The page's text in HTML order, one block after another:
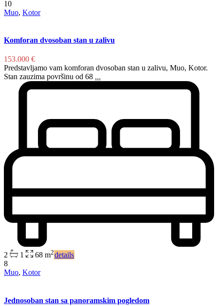
10
Muo, Kotor
Komforan dvosoban stan u zalivu
153.000 €
Predstavljamo vam komforan dvosoban stan u zalivu, Muo, Kotor.
Stan zauzima površinu od 68 ...
2 1 68 m2details
8
Muo, Kotor
Jednosoban stan sa panoramskim pogledom